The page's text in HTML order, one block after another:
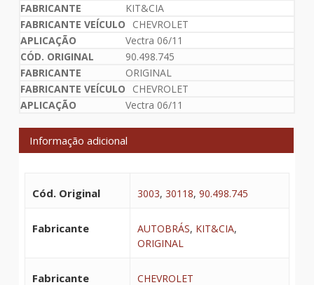
KIT&CIA
CHEVROLET
Vectra 06/11
90.498.745
ORIGINAL
CHEVROLET
Vectra 06/11
Informação adicional
Cód. Original 3003, 30118, 90.498.745
Fabricante AUTOBRÁS, KIT&CIA,
ORIGINAL
Fabricante CHEVROLET